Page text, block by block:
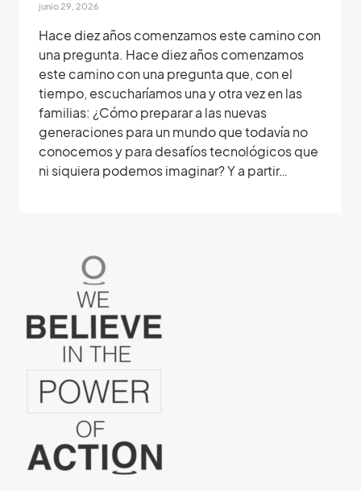
junio 29, 2026
Hace diez años comenzamos este camino con
una pregunta. Hace diez años comenzamos
este camino con una pregunta que, con el
tiempo, escucharíamos una y otra vez en las
familias: ¿Cómo preparar a las nuevas
generaciones para un mundo que todavía no
conocemos y para desafíos tecnológicos que
ni siquiera podemos imaginar? Y a partir…